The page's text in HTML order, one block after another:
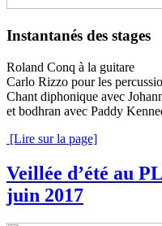
Instantanés des stages
Roland Conq à la guitare
Carlo Rizzo pour les
Chant diphonique avec
et bodhran avec Paddy
[Lire sur la page]
Veillée d’été au
juin 2017